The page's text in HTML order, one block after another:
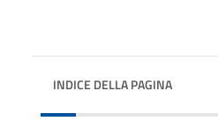
INDICE DELLA PAGINA